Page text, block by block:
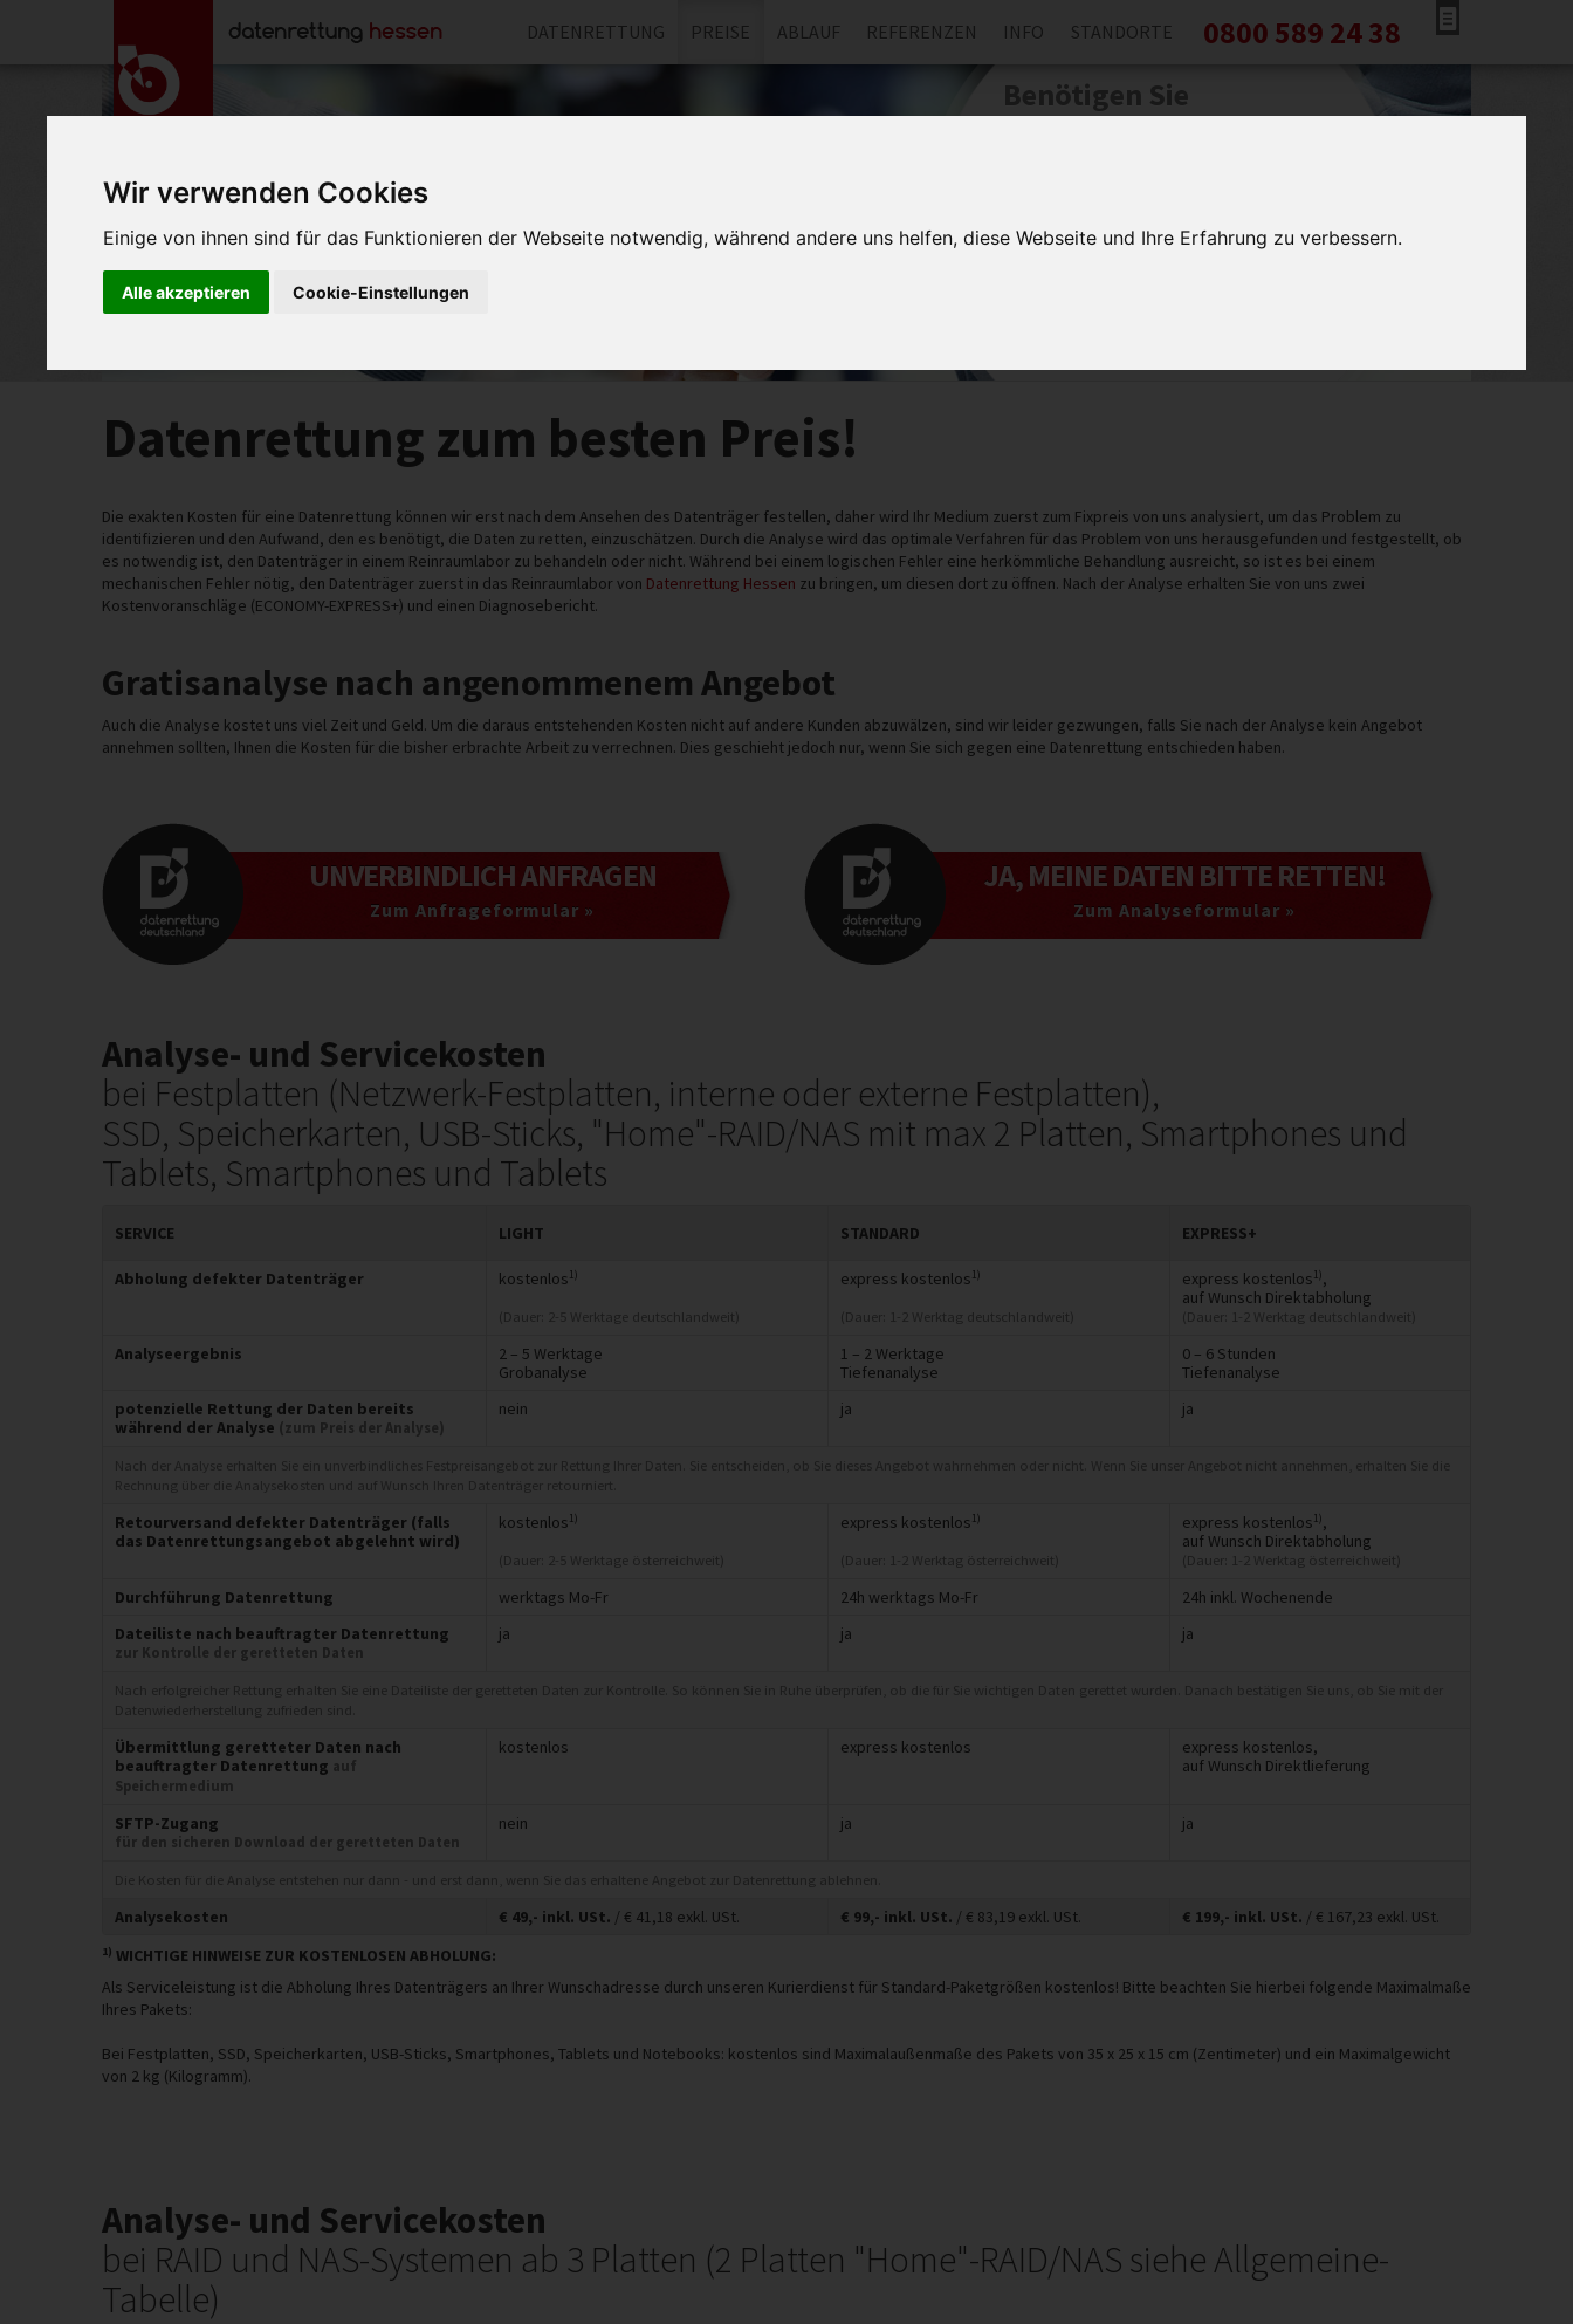
Wir verwenden Cookies
Einige von ihnen sind für das Funktionieren der Webseite notwendig, während andere uns helfen, diese Webseite und Ihre Erfahrung zu verbessern.
Alle akzeptieren Cookie-Einstellungen
0800 589 24 38
DATENRETTUNG PREISE ABLAUF REFERENZEN INFO STANDORTE
Benötigen Sie
Datenrettung zum besten Preis!
Die exakten Kosten für eine Datenrettung können wir erst nach dem Ansehen des Datenträger festellen, daher wird Ihr Medium zuerst zum Fixpreis von uns analysiert, um das Problem zu
identifizieren und den Aufwand, den es benötigt, die Daten zu retten, einzuschätzen. Durch die Analyse wird das optimale Verfahren für das Problem von uns herausgefunden und festgestellt, ob
es notwendig ist, den Datenträger in einem Reinraumlabor zu behandeln oder nicht. Während bei einem logischen Fehler eine herkömmliche Behandlung ausreicht, so ist es bei einem
mechanischen Fehler nötig, den Datenträger zuerst in das Reinraumlabor von Datenrettung Hessen zu bringen, um diesen dort zu öffnen. Nach der Analyse erhalten Sie von uns zwei
Kostenvoranschläge (ECONOMY-EXPRESS+) und einen Diagnosebericht.
Gratisanalyse nach angenommenem Angebot
Auch die Analyse kostet uns viel Zeit und Geld. Um die daraus entstehenden Kosten nicht auf andere Kunden abzuwälzen, sind wir leider gezwungen, falls Sie nach der Analyse kein Angebot
annehmen sollten, Ihnen die Kosten für die bisher erbrachte Arbeit zu verrechnen. Dies geschieht jedoch nur, wenn Sie sich gegen eine Datenrettung entschieden haben.
UNVERBINDLICHANFRAGEN
Zum Anfrageformular »
JA, MEINE DATEN BITTE RETTEN!
Zum Analyseformular »
Analyse- und Servicekosten
bei Festplatten (Netzwerk-Festplatten, interne oder externe Festplatten),
SSD, Speicherkarten, USB-Sticks, "Home"-RAID/NAS mit max 2 Platten, Smartphones und
Tablets, Smartphones und Tablets
SERVICE LIGHT STANDARD EXPRESS+
Abholung defekter Datenträger kostenlos1)
(Dauer: 2-5 Werktage deutschlandweit)
express kostenlos1)
(Dauer: 1-2 Werktag deutschlandweit)
express kostenlos1),
auf Wunsch Direktabholung
(Dauer: 1-2 Werktag deutschlandweit)
Analyseergebnis
2 – 5 Werktage
Grobanalyse
1 – 2 Werktage
Tiefenanalyse
0 – 6 Stunden
Tiefenanalyse
potenzielle Rettung der Daten bereits
während der Analyse (zum Preis der Analyse)
nein ja ja
Retourversand defekter Datenträger (falls
das Datenrettungsangebot abgelehnt wird)
kostenlos1)
(Dauer: 2-5 Werktage österreichweit)
express kostenlos1)
(Dauer: 1-2 Werktag österreichweit)
express kostenlos1),
auf Wunsch Direktabholung
(Dauer: 1-2 Werktag österreichweit)
Durchführung Datenrettung werktags Mo-Fr 24h werktags Mo-Fr
24h inkl. Wochenende
Dateiliste nach beauftragter Datenrettung
zur Kontrolle der geretteten Daten
ja ja ja
Übermittlung geretteter Daten nach
beauftragter Datenrettung auf
Speichermedium
kostenlos express kostenlos
express kostenlos,
auf Wunsch Direktlieferung
SFTP-Zugang
für den sicheren Download der geretteten Daten
nein ja ja
Analysekosten € 49,- inkl. USt. / € 41,18 exkl. USt. € 99,- inkl. USt. / € 83,19 exkl. USt. € 199,- inkl. USt. / € 167,23 exkl. USt.
1) WICHTIGE HINWEISE ZUR KOSTENLOSEN ABHOLUNG:
Als Serviceleistung ist die Abholung Ihres Datenträgers an Ihrer Wunschadresse durch unseren Kurierdienst für Standard-Paketgrößen kostenlos! Bitte beachten Sie hierbei folgende Maximalmaße
Ihres Pakets:
Bei Festplatten, SSD, Speicherkarten, USB-Sticks, Smartphones, Tablets und Notebooks: kostenlos sind Maximalaußenmaße des Pakets von 35 x 25 x 15 cm (Zentimeter) und ein Maximalgewicht
von 2 kg (Kilogramm).
Analyse- und Servicekosten
bei RAID und NAS-Systemen ab 3 Platten (2 Platten "Home"-RAID/NAS siehe Allgemeine-
Tabelle)